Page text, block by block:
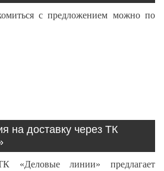
с предложением можно по
на доставку через ТК
линии» предлагает